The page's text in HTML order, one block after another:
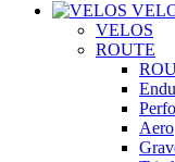
VELOS
ROUTE
Aero